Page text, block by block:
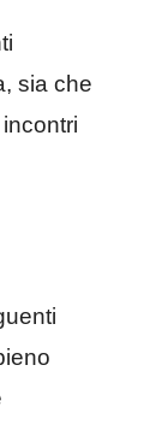
sia che